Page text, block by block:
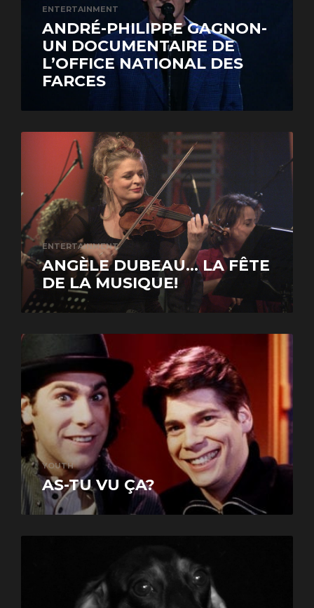
ENTERTAINMENT
ANDRÉ-PHILIPPE GAGNON-
UN DOCUMENTAIRE DE
L’OFFICE NATIONAL DES
FARCES
ENTERTAINMENT
ANGÈLE DUBEAU… LA FÊTE
DE LA MUSIQUE!
YOUTH
AS-TU VU ÇA?